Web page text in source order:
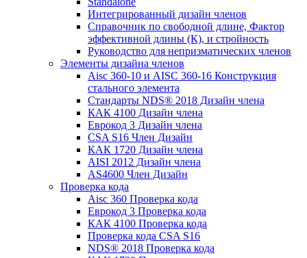
Интегрированный дизайн членов
Справочник по свободной длине, Фактор
эффективной длины (К), и стройность
Руководство для непризматических членов
Элементы дизайна членов
Aisc 360-10 и AISC 360-16 Конструкция
стального элемента
Стандарты NDS® 2018 Дизайн члена
КАК 4100 Дизайн члена
Еврокод 3 Дизайн члена
CSA S16 Член Дизайн
КАК 1720 Дизайн члена
AISI 2012 Дизайн члена
AS4600 Член Дизайн
Проверка кода
Aisc 360 Проверка кода
Еврокод 3 Проверка кода
КАК 4100 Проверка кода
Проверка кода CSA S16
NDS® 2018 Проверка кода